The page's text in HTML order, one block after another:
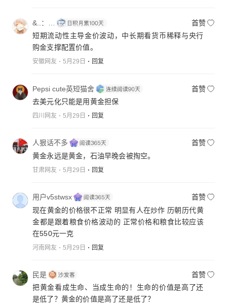
&..：…
首赞
短期流动性主导金价波动，中长期看货币稀释与央行
购金支撑配置价值。
安徽网友 5月29日 回复
Pepsi cute英短猫舍
首赞
去美元化只能是用黄金担保
四川网友 5月29日 回复
人狠话不多
首赞
黄金永远是黄金，石油早晚会被掏空。
甘肃网友 5月29日 回复
用户v5stwsx
首赞
现在黄金的价格很不正常 明显有人在炒作 历朝历代黄
金都是跟着粮食价格波动的 正常价格和粮食比较应该
在550元一克
河南网友 5月29日 回复
民是
首赞
把黄金看成生命、当成生命的！生命的价值是高了还
是低了？黄金的价值是高了还是低了？